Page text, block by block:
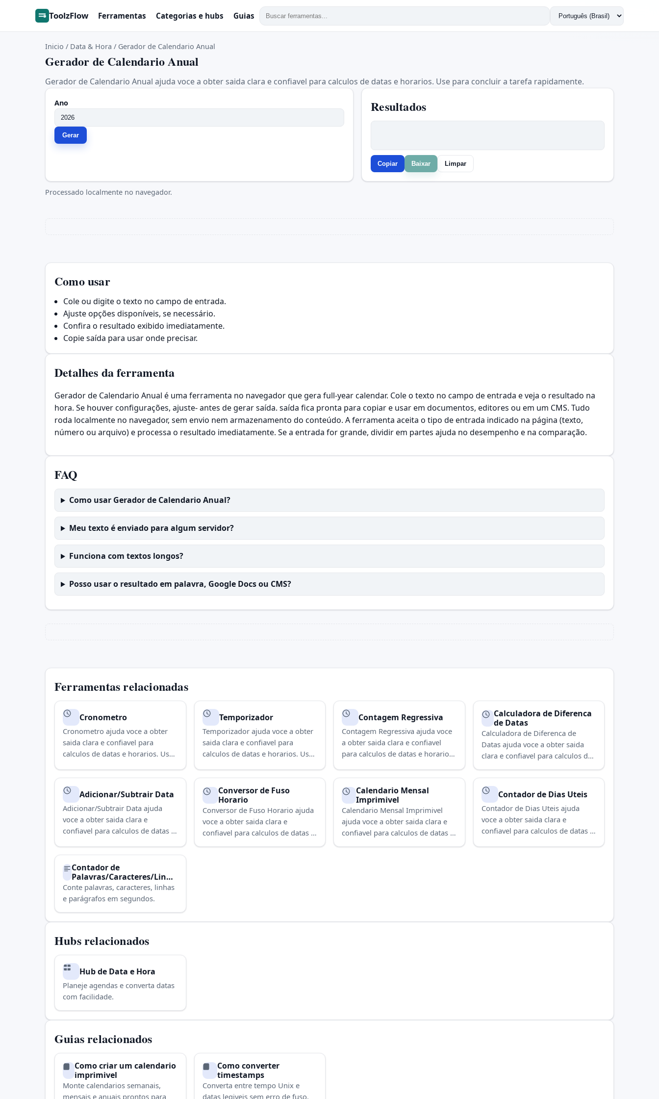
ToolzFlow Ferramentas Categorias e hubs Guias
Trocar
idioma
Inicio / Data & Hora / Gerador de Calendario Anual
Gerador de Calendario Anual
Gerador de Calendario Anual ajuda voce a obter saida clara e confiavel para calculos de datas e horarios. Use para concluir a tarefa rapidamente.
Ano
Gerar
Resultados
Copiar Baixar Limpar
Processado localmente no navegador.
Como usar
Cole ou digite o texto no campo de entrada.
Ajuste opções disponíveis, se necessário.
Confira o resultado exibido imediatamente.
Copie saída para usar onde precisar.
Detalhes da ferramenta
Gerador de Calendario Anual é uma ferramenta no navegador que gera full-year calendar. Cole o texto no campo de entrada e veja o resultado na
hora. Se houver configurações, ajuste- antes de gerar saída. saída fica pronta para copiar e usar em documentos, editores ou em um CMS. Tudo
roda localmente no navegador, sem envio nem armazenamento do conteúdo. A ferramenta aceita o tipo de entrada indicado na página (texto,
número ou arquivo) e processa o resultado imediatamente. Se a entrada for grande, dividir em partes ajuda no desempenho e na comparação.
FAQ
Como usar Gerador de Calendario Anual?
Meu texto é enviado para algum servidor?
Funciona com textos longos?
Posso usar o resultado em palavra, Google Docs ou CMS?
Ferramentas relacionadas
Cronometro
Cronometro ajuda voce a obter
saida clara e confiavel para
calculos de datas e horarios. Use
rapidamente.
Temporizador
Temporizador ajuda voce a obter
saida clara e confiavel para
calculos de datas e horarios. Use
rapidamente.
Contagem Regressiva
Contagem Regressiva ajuda voce
a obter saida clara e confiavel
para calculos de datas e horarios.
rapidamente.
Calculadora de Diferenca
de Datas
Calculadora de Diferenca de
Datas ajuda voce a obter saida
clara e confiavel para calculos de
datas e horarios. Use para
concluir a tarefa rapidamente.
Adicionar/Subtrair Data
Adicionar/Subtrair Data ajuda
voce a obter saida clara e
confiavel para calculos de datas e
tarefa rapidamente.
Conversor de Fuso
Horario
Conversor de Fuso Horario ajuda
voce a obter saida clara e
confiavel para calculos de datas e
horarios. Use para concluir a
Calendario Mensal
Imprimivel
Calendario Mensal Imprimivel
ajuda voce a obter saida clara e
confiavel para calculos de datas e
horarios. Use para concluir a
Contador de Dias Uteis
Contador de Dias Uteis ajuda
voce a obter saida clara e
confiavel para calculos de datas e
Contador de
Palavras/Caracteres/Linha
s/Parágrafos
Conte palavras, caracteres, linhas
e parágrafos em segundos.
Hubs relacionados
Hub de Data e Hora
Planeje agendas e converta datas
com facilidade.
Guias relacionados
Como criar um calendario
imprimivel
Monte calendarios semanais,
mensais e anuais prontos para
Como converter
timestamps
Converta entre tempo Unix e
datas legiveis sem erro de fuso.